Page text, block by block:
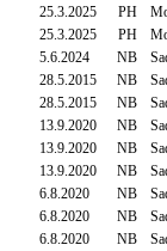
25.3.2025 PH
25.3.2025 PH
5.6.2024 NB
28.5.2015 NB
28.5.2015 NB
13.9.2020 NB
13.9.2020 NB
13.9.2020 NB
6.8.2020 NB
6.8.2020 NB
6.8.2020 NB